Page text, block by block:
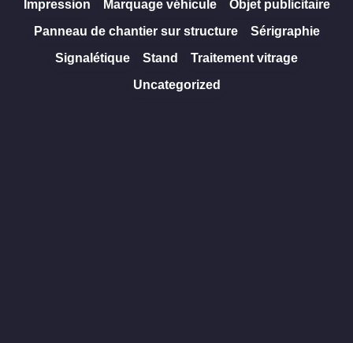
Impression
Marquage véhicule
Objet publicitaire
Panneau de chantier sur structure
Sérigraphie
Signalétique
Stand
Traitement vitrage
Uncategorized